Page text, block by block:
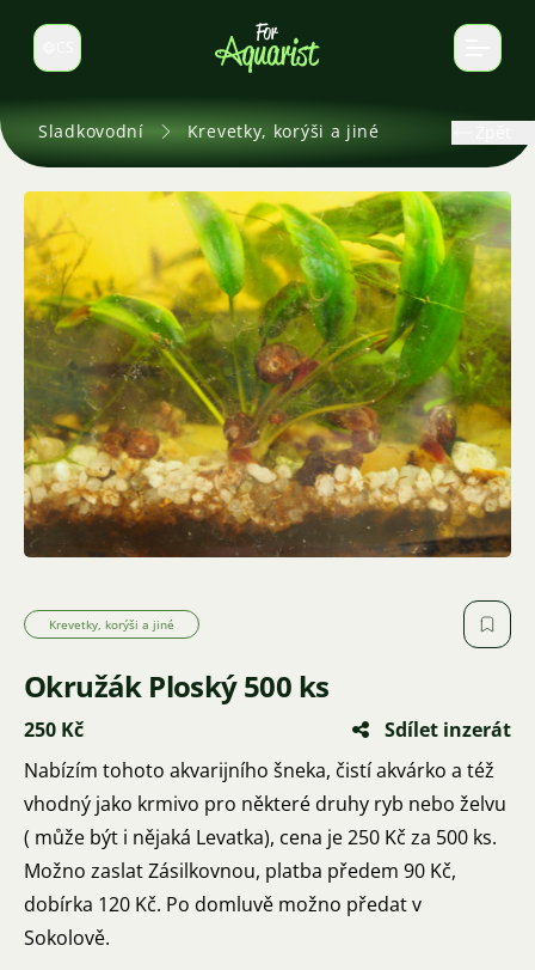
Select language
Sladkovodní Krevetky, korýši a jiné
Krevetky, korýši a jiné
Okružák Ploský 500 ks
250 Kč
Sdílet inzerát
Nabízím tohoto akvarijního šneka, čistí akvárko a též
vhodný jako krmivo pro některé druhy ryb nebo želvu
( může být i nějaká Levatka), cena je 250 Kč za 500 ks.
Možno zaslat Zásilkovnou, platba předem 90 Kč,
dobírka 120 Kč. Po domluvě možno předat v
Sokolově.